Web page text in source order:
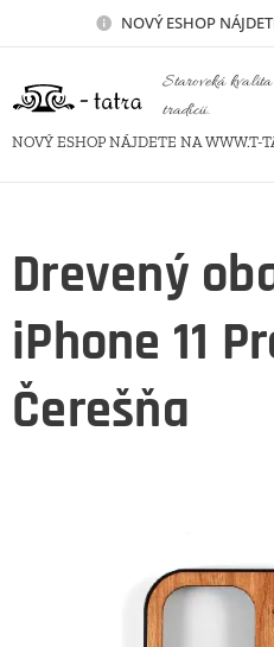
NOVÝESHOP
Staroveká kvalita
tradícii.
NOVÝ ESHOP NÁJDETE NA WWW.T-
Drevený
iPhone 11
Čerešňa